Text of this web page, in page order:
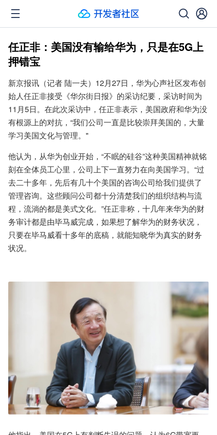
任正非：美国没有输给华为，只是在5G上
押错宝
新京报讯（记者 陆一夫）12月27日，华为心声社区发布创
始人任正非接受《华尔街日报》的采访纪要，采访时间为
11月5日。在此次采访中，任正非表示，美国政府和华为没
有根源上的对抗，“我们公司一直是比较崇拜美国的，大量
学习美国文化与管理。"
他认为，从华为创业开始，“不眠的硅谷”这种美国精神就铭
刻在全体员工心里，公司上下一直努力在向美国学习。“过
去二十多年，先后有几十个美国的咨询公司给我们提供了
管理咨询。这些顾问公司都十分清楚我们的组织结构与流
程，流淌的都是美式文化。”任正非称，十几年来华为的财
务审计都是由毕马威完成，如果想了解华为的财务状况，
只要在毕马威看十多年的底稿，就能知晓华为真实的财务
状况。